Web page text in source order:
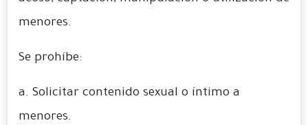
menores.
Se prohíbe:
a. Solicitar contenido sexual o íntimo a
menores.